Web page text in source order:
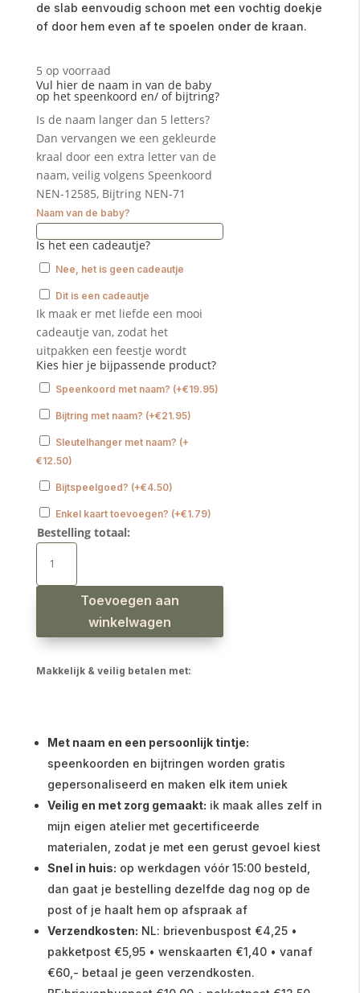
de slab eenvoudig schoon met een vochtig doekje
of door hem even af te spoelen onder de kraan.
5 op voorraad
Vul hier de naam in van de baby
op het speenkoord en/ of bijtring?
Is de naam langer dan 5 letters?
Dan vervangen we een gekleurde
kraal door een extra letter van de
naam, veilig volgens Speenkoord
NEN-12585, Bijtring NEN-71
Naam van de baby?
Is het een cadeautje?
Nee, het is geen cadeautje
Dit is een cadeautje
Ik maak er met liefde een mooi
cadeautje van, zodat het
uitpakken een feestje wordt
Kies hier je bijpassende product?
Speenkoord met naam? (+€19.95)
Bijtring met naam? (+€21.95)
Sleutelhanger met naam? (+
€12.50)
Bijtspeelgoed? (+€4.50)
Enkel kaart toevoegen? (+€1.79)
Bestelling totaal:
Babyslab
smiles
Toevoegen aan
winkelwagen
Makkelijk & veilig betalen met:
Met naam en een persoonlijk tintje:
speenkoorden en bijtringen worden gratis
gepersonaliseerd en maken elk item uniek
Veilig en met zorg gemaakt: ik maak alles zelf in
mijn eigen atelier met gecertificeerde
materialen, zodat je met een gerust gevoel kiest
Snel in huis: op werkdagen vóór 15:00 besteld,
dan gaat je bestelling dezelfde dag nog op de
post of je haalt hem op afspraak af
Verzendkosten: NL: brievenbuspost €4,25 •
pakketpost €5,95 • wenskaarten €1,40 • vanaf
€60,- betaal je geen verzendkosten.